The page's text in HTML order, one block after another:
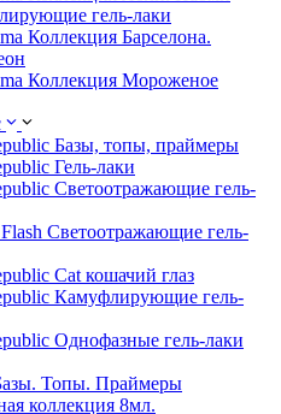
гель-лаки
Коллекция Барселона.
Коллекция Мороженое
Базы, топы, праймеры
Гель-лаки
Светоотражающие гель-
Светоотражающие гель-
Cat кошачий глаз
Камуфлирующие гель-
Однофазные гель-лаки
Топы. Праймеры
коллекция 8мл.